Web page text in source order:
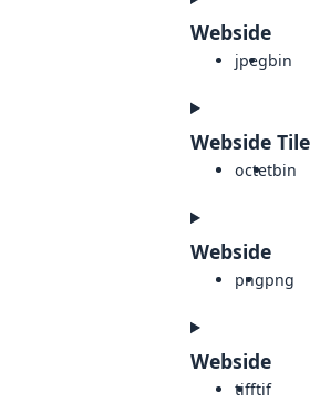
Webside
jpegbin
Webside
octetbin
Webside
pngpng
Webside
tifftif